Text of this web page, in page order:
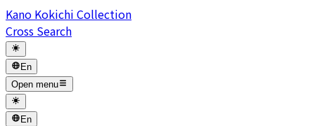
Kano Kokichi Collection
Cross Search
En
Open menu
En